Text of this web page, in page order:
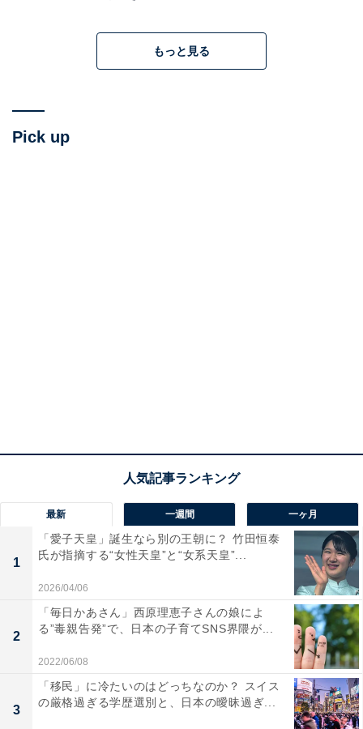
ないと宣言している）を定めた憲法9条と、アメリカと
の地位協定によって、アメリカまたは日本が他国から攻
けることはできるはずもなく、言っていることが意味不
中国関連企業、再エネ賦課金から年間20億円
石破首相はこれまで、原子力による発電を限りなくゼロ
もっと見る
Pick up
最新 一週間 一ヶ月
1
「愛子天皇」誕生なら別の王朝に？ 竹田恒泰
氏が指摘する“女性天皇”と“女系天皇”...
2026/04/06
2
「毎日かあさん」西原理恵子さんの娘によ
る”毒親告発”で、日本の子育てSNS界隈が...
2022/06/08
3
「移民」に冷たいのはどっちなのか？ スイス
の厳格過ぎる学歴選別と、日本の曖昧過ぎ...